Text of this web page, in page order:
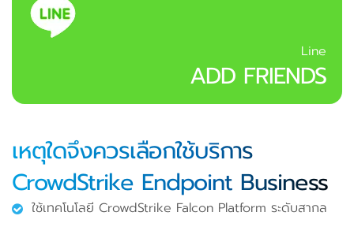
Line
ADD FRIENDS
เหตุใดจึงควรเลือกใช้บริการ
CrowdStrike Endpoint Business
ใช้เทคโนโลยี CrowdStrike Falcon Platform ระดับสากล